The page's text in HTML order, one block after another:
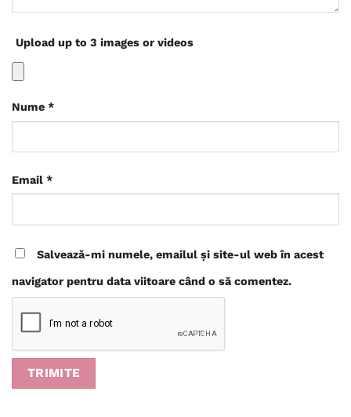
Upload up to 3 images or videos
Nume *
Email *
Salvează-mi numele, emailul și site-ul web în acest
navigator pentru data viitoare când o să comentez.